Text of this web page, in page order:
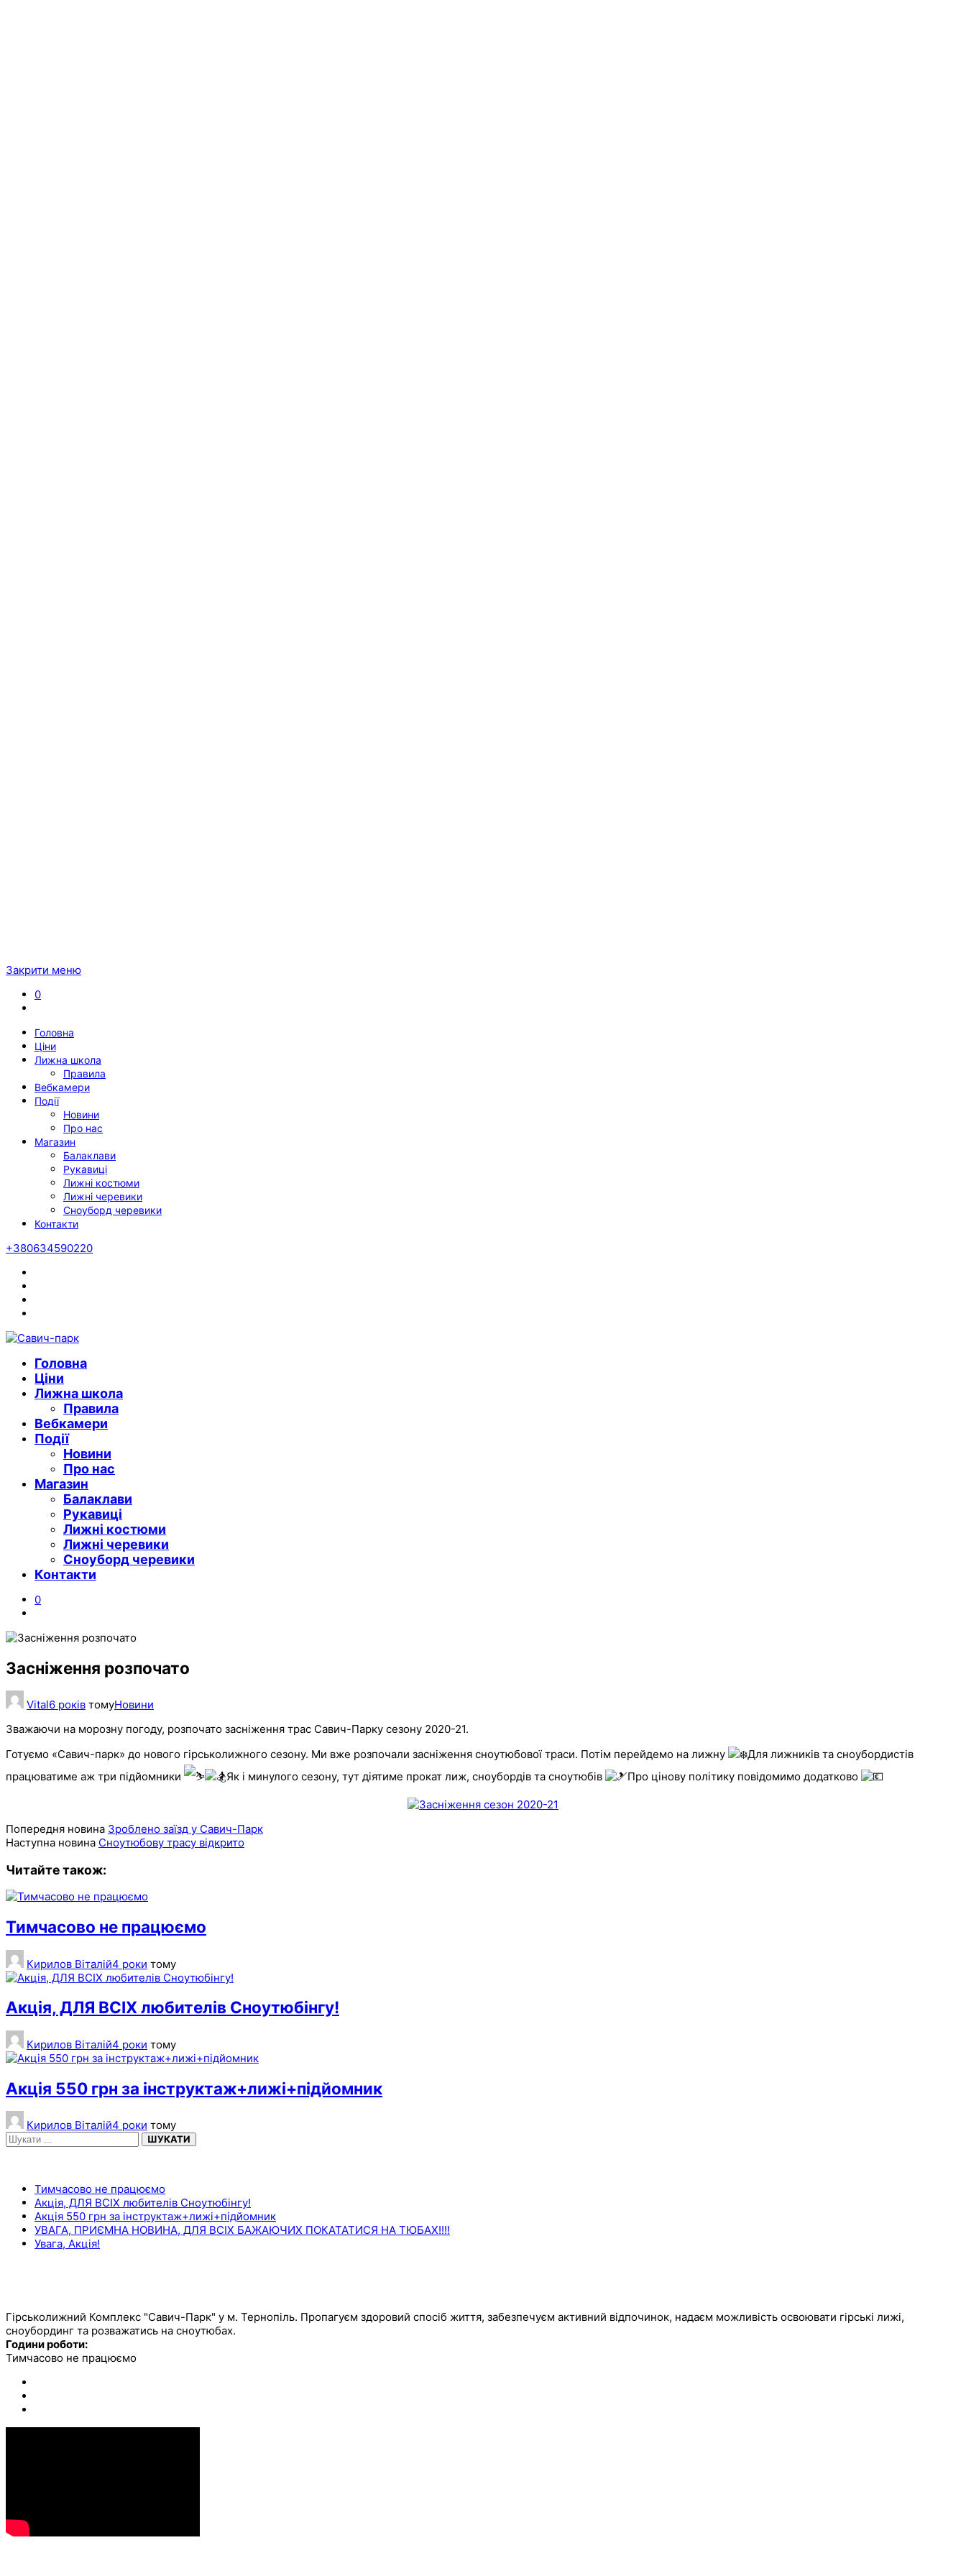
Закрити меню
0
Головна
Ціни
Лижна школа
Правила
Вебкамери
Події
Новини
Про нас
Магазин
Балаклави
Рукавиці
Лижні костюми
Лижні черевики
Сноуборд черевики
Контакти
+380634590220
Головна
Ціни
Лижна школа
Правила
Вебкамери
Події
Новини
Про нас
Магазин
Балаклави
Рукавиці
Лижні костюми
Лижні черевики
Сноуборд черевики
Контакти
0
Засніження розпочато
Vital6 років томуНовини
Зважаючи на морозну погоду, розпочато засніження трас Савич-Парку сезону 2020-21.
Готуємо «Савич-парк» до нового гірськолижного сезону. Ми вже розпочали засніження сноутюбової траси. Потім перейдемо на лижну
Для лижників та сноубордистів
працюватиме аж три підйомники
Як і минулого сезону, тут діятиме прокат лиж, сноубордів та сноутюбів Про цінову політику повідомимо додатково
Попередня новина Зроблено заїзд у Савич-Парк
Наступна новина Сноутюбову трасу відкрито
Читайте також:
Тимчасово не працюємо
Кирилов Віталій4 роки тому
Акція, ДЛЯ ВСІХ любителів Сноутюбінгу!
Кирилов Віталій4 роки тому
Акція 550 грн за інструктаж+лижі+підйомник
Кирилов Віталій4 роки тому
ШУКАТИ
Тимчасово не працюємо
Акція, ДЛЯ ВСІХ любителів Сноутюбінгу!
Акція 550 грн за інструктаж+лижі+підйомник
УВАГА, ПРИЄМНА НОВИНА, ДЛЯ ВСІХ БАЖАЮЧИХ ПОКАТАТИСЯ НА ТЮБАХ!!!!
Увага, Акція!
Гірськолижний Комплекс "Савич-Парк" у м. Тернопіль. Пропагуєм здоровий спосіб життя, забезпечуєм активний відпочинок, надаєм можливість освоювати гірські лижі,
сноубординг та розважатись на сноутюбах.
Години роботи:
Тимчасово не працюємо